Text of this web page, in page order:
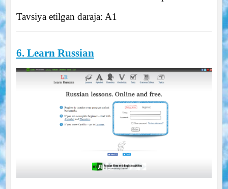
Tavsiya etilgan daraja: A1
6. Learn Russian